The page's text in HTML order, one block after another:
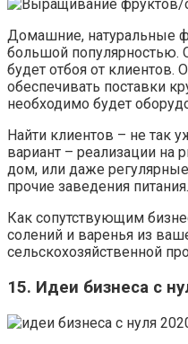
Домашние, натуральные
большой популярностью.
будет отбоя от клиентов.
обеспечивать поставки
необходимо будет
Найти клиентов – не так
вариант – реализации на
дом, или даже
прочие заведения питания.
Как сопутствующим
солений и варенья из
сельскохозяйственной
15. Идеи бизнеса с